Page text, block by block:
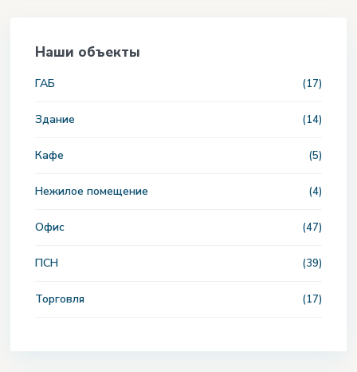
Наши объекты
ГАБ (17)
Здание (14)
Кафе (5)
Нежилое помещение (4)
Офис (47)
ПСН (39)
Торговля (17)